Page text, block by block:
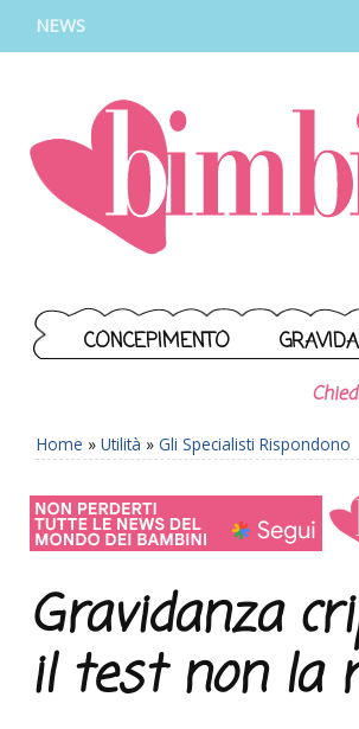
NEWS
CONCEPIMENTO
Home » Utilità » Gli Specialisti Rispondono
Gravidanza
il test non la